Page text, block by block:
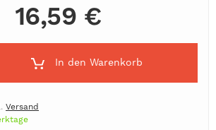
16,59 €
In den Warenkorb
Versand